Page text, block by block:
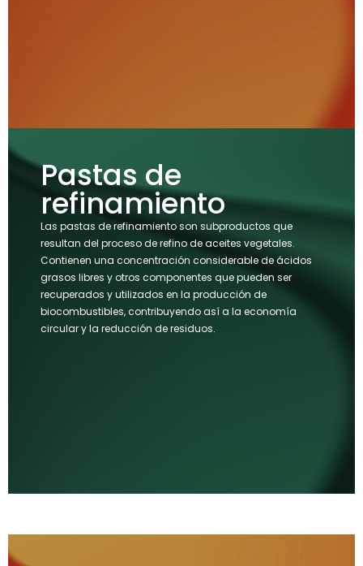
Pastas de
refinamiento
Las pastas de refinamiento son subproductos que
resultan del proceso de refino de aceites vegetales.
Contienen una concentración considerable de ácidos
grasos libres y otros componentes que pueden ser
recuperados y utilizados en la producción de
biocombustibles, contribuyendo así a la economía
circular y la reducción de residuos.